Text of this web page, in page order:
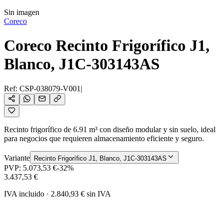
Sin imagen
Coreco
Coreco Recinto Frigorífico J1,
Blanco, J1C-303143AS
Ref: CSP-038079-V001 |
Recinto frigorífico de 6.91 m³ con diseño modular y sin suelo, ideal
para negocios que requieren almacenamiento eficiente y seguro.
Variante Recinto Frigorífico J1, Blanco, J1C-303143AS
PVP: 5.073,53 €-32%
3.437,53 €
IVA incluido · 2.840,93 € sin IVA